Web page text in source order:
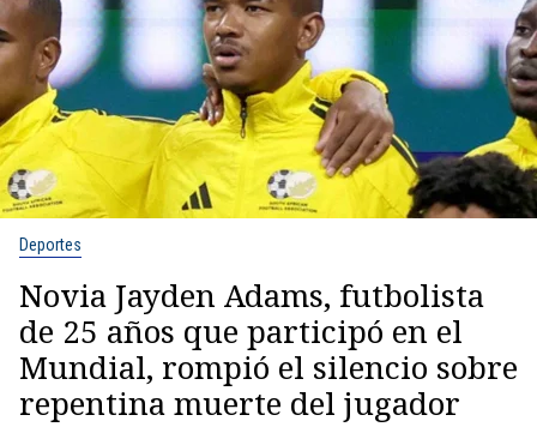
Deportes
Novia Jayden Adams, futbolista
de 25 años que participó en el
Mundial, rompió el silencio sobre
repentina muerte del jugador